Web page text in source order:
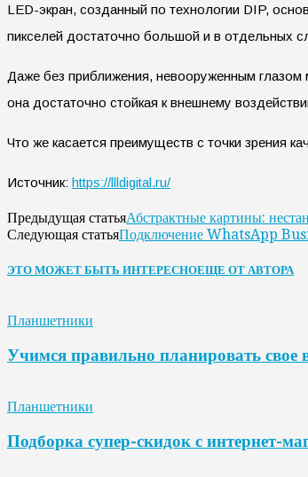
LED-экран, созданный по технологии DIP,
пикселей достаточно большой и в отдельных
Даже без приближения, невооруженным
она достаточно стойкая к внешнему
Что же касается преимуществ с точки зрения
Источник: https://llldigital.ru/
Предыдущая статьяАбстрактные картины:
Следующая статьяПодключение WhatsApp
ЭТО МОЖЕТ БЫТЬ ИНТЕРЕСНОЕЩЕ ОТ АВТОРА
Планшетники
Учимся правильно планировать свое
Планшетники
Подборка супер-скидок с интернет-